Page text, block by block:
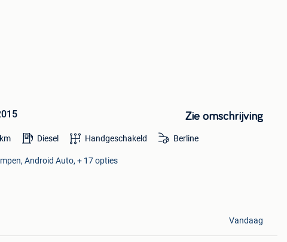
Zie omschrijving
km Diesel Handgeschakeld Berline
Android Auto, + 17 opties
Vandaag